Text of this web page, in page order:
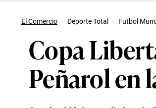
El Comercio · Deporte Total · Futbol
Copa
Peñarol en